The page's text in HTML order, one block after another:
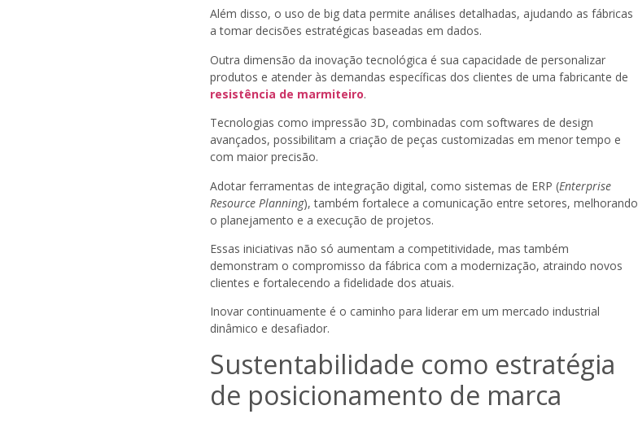
Além disso, o uso de big data permite análises detalhadas, ajudando as fábricas
a tomar decisões estratégicas baseadas em dados.
Outra dimensão da inovação tecnológica é sua capacidade de personalizar
produtos e atender às demandas específicas dos clientes de uma fabricante de
resistência de marmiteiro.
Tecnologias como impressão 3D, combinadas com softwares de design
avançados, possibilitam a criação de peças customizadas em menor tempo e
com maior precisão.
Adotar ferramentas de integração digital, como sistemas de ERP (Enterprise
Resource Planning), também fortalece a comunicação entre setores, melhorando
o planejamento e a execução de projetos.
Essas iniciativas não só aumentam a competitividade, mas também
demonstram o compromisso da fábrica com a modernização, atraindo novos
clientes e fortalecendo a fidelidade dos atuais.
Inovar continuamente é o caminho para liderar em um mercado industrial
dinâmico e desafiador.
Sustentabilidade como estratégia
de posicionamento de marca